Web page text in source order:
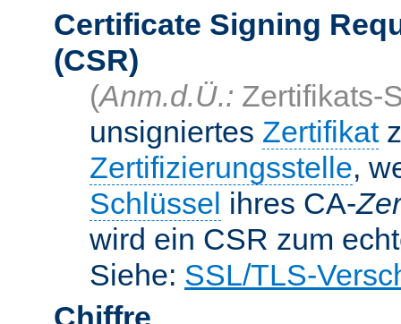
Certificate Signing
(CSR)
(Anm.d.Ü.: Zertifikats-
unsigniertes Zertifikat
Zertifizierungsstelle,
Schlüssel ihres CA-
wird ein CSR zum
Siehe: SSL/TLS-
Chiffre